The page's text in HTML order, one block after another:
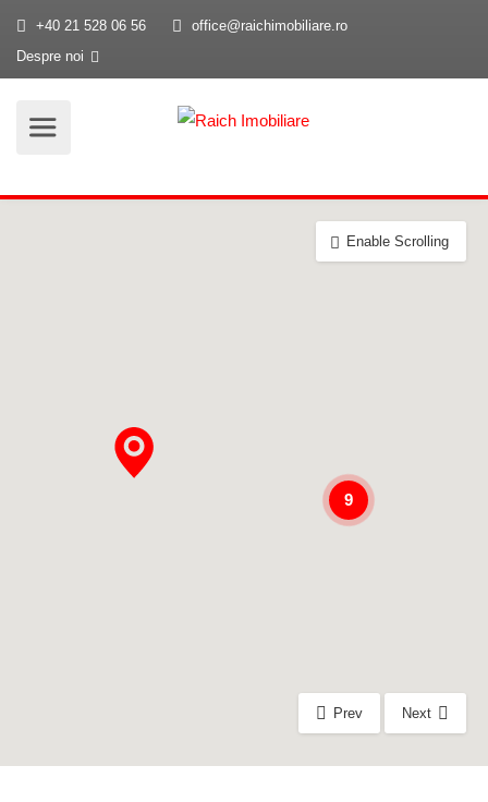
+40 21 528 06 56
office@raichimobiliare.ro
Despre noi
9
Enable Scrolling
Prev Next